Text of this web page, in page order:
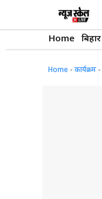
Home बिहार
Home - कार्यक्रम -